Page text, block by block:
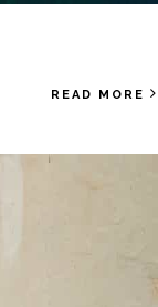
READ MORE